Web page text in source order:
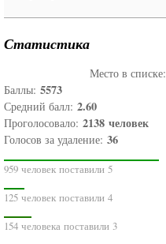
Статистика
Место в списке:
Баллы: 5573
Средний балл: 2.60
Проголосовало: 2138 человек
Голосов за удаление: 36
959 человек поставили 5
125 человек поставили 4
154 человека поставили 3